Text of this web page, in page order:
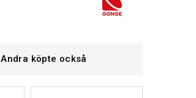
Andra köpte också